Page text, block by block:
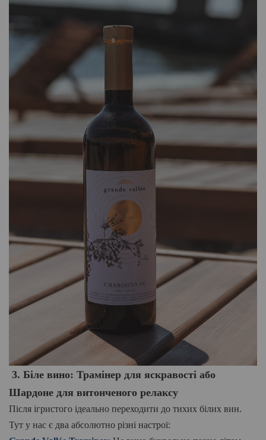
3. Біле вино: Трамінер для яскравості або
Шардоне для витонченого релаксу
Після ігристого ідеально переходити до тихих білих вин.
Тут у нас є два абсолютно різні настрої: